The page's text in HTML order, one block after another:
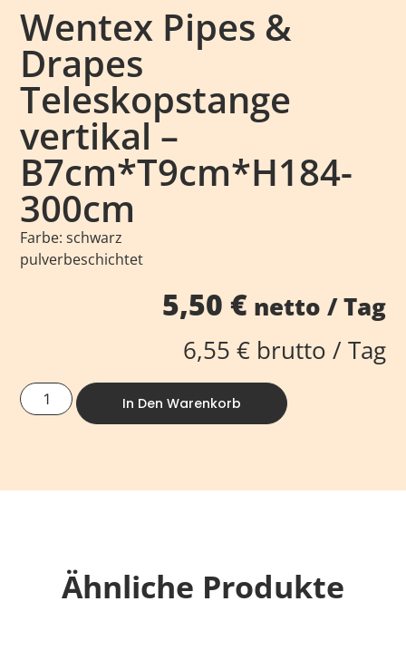
Wentex Pipes &
Drapes
Teleskopstange
vertikal –
B7cm*T9cm*H184-
300cm
Farbe: schwarz
pulverbeschichtet
5,50 €netto / Tag
6,55 €brutto / Tag
In Den Warenkorb
Ähnliche Produkte